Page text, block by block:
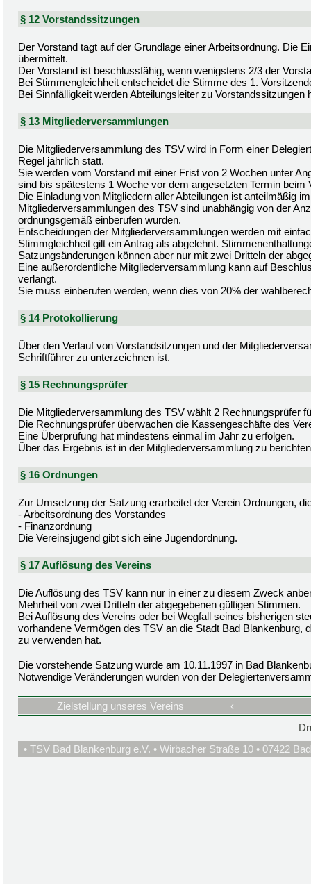
§ 12 Vorstandssitzungen
Der Vorstand tagt auf der Grundlage einer Arbeitsordnung. Die
übermittelt.
Der Vorstand ist beschlussfähig, wenn wenigstens 2/3 der
Bei Stimmengleichheit entscheidet die Stimme des 1.
Bei Sinnfälligkeit werden Abteilungsleiter zu Vorstandssitzungen
§ 13 Mitgliederversammlungen
Die Mitgliederversammlung des TSV wird in Form einer
Regel jährlich statt.
Sie werden vom Vorstand mit einer Frist von 2 Wochen unter
sind bis spätestens 1 Woche vor dem angesetzten Termin
Die Einladung von Mitgliedern aller Abteilungen ist anteilmäßig
Mitgliederversammlungen des TSV sind unabhängig von der
ordnungsgemäß einberufen wurden.
Entscheidungen der Mitgliederversammlungen werden mit
Stimmgleichheit gilt ein Antrag als abgelehnt.
Satzungsänderungen können aber nur mit zwei Dritteln der
Eine außerordentliche Mitgliederversammlung kann auf
verlangt.
Sie muss einberufen werden, wenn dies von 20% der
§ 14 Protokollierung
Über den Verlauf von Vorstandsitzungen und der
Schriftführer zu unterzeichnen ist.
§ 15 Rechnungsprüfer
Die Mitgliederversammlung des TSV wählt 2 Rechnungsprüfer
Die Rechnungsprüfer überwachen die Kassengeschäfte des
Eine Überprüfung hat mindestens einmal im Jahr zu erfolgen.
Über das Ergebnis ist in der Mitgliederversammlung zu
§ 16 Ordnungen
Zur Umsetzung der Satzung erarbeitet der Verein Ordnungen,
- Arbeitsordnung des Vorstandes
- Finanzordnung
Die Vereinsjugend gibt sich eine Jugendordnung.
§ 17 Auflösung des Vereins
Die Auflösung des TSV kann nur in einer zu diesem Zweck
Mehrheit von zwei Dritteln der abgegebenen gültigen Stimmen.
Bei Auflösung des Vereins oder bei Wegfall seines bisherigen
vorhandene Vermögen des TSV an die Stadt Bad
zu verwenden hat.
Die vorstehende Satzung wurde am 10.11.1997 in Bad
Notwendige Veränderungen wurden von der
Zielstellung unseres Vereins
‹
• TSV Bad Blankenburg e.V. • Wirbacher Straße 10 • 07422